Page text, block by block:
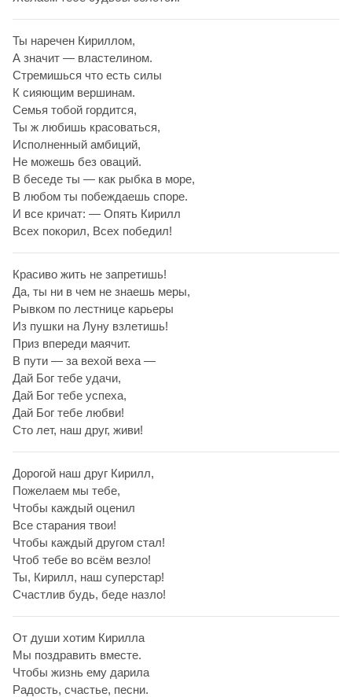
Ты наречен Кириллом,
А значит — властелином.
Стремишься что есть силы
К сияющим вершинам.
Семья тобой гордится,
Ты ж любишь красоваться,
Исполненный амбиций,
Не можешь без оваций.
В беседе ты — как рыбка в море,
В любом ты побеждаешь споре.
И все кричат: — Опять Кирилл
Всех покорил, Всех победил!
Красиво жить не запретишь!
Да, ты ни в чем не знаешь меры,
Рывком по лестнице карьеры
Из пушки на Луну взлетишь!
Приз впереди маячит.
В пути — за вехой веха —
Дай Бог тебе удачи,
Дай Бог тебе успеха,
Дай Бог тебе любви!
Сто лет, наш друг, живи!
Дорогой наш друг Кирилл,
Пожелаем мы тебе,
Чтобы каждый оценил
Все старания твои!
Чтобы каждый другом стал!
Чтоб тебе во всём везло!
Ты, Кирилл, наш суперстар!
Счастлив будь, беде назло!
От души хотим Кирилла
Мы поздравить вместе.
Чтобы жизнь ему дарила
Радость, счастье, песни.